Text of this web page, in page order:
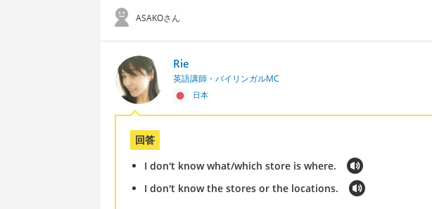
ASAKOさん
Rie
英語講師・バイリンガルMC
日本
回答
I don't know what/which store is where.
I don't know the stores or the locations.